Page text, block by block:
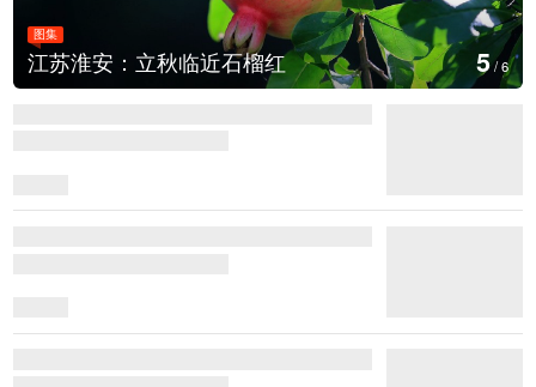
图集
江苏淮安：立秋临近石榴红 5/6